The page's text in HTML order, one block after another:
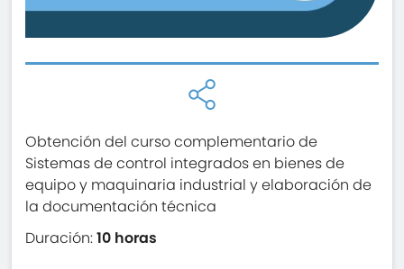
Obtención del curso complementario de
Sistemas de control integrados en bienes de
equipo y maquinaria industrial y elaboración de
la documentación técnica
Duración:10 horas